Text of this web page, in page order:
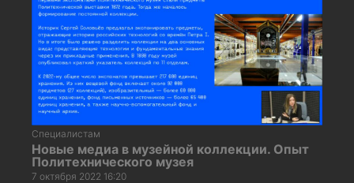
Специалистам
Новые медиа в музейной коллекции. Опыт
Политехнического музея
7 октября 2022 16:20